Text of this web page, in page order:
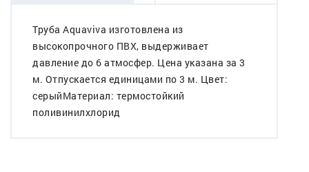
Труба Aquaviva изготовлена из
высокопрочного ПВХ, выдерживает
давление до 6 атмосфер. Цена указана за 3
м. Отпускается единицами по 3 м. Цвет:
серыйМатериал: термостойкий
поливинилхлорид